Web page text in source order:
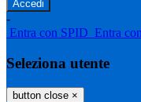
-
Entra con SPID Entra
Seleziona utente
button close ×